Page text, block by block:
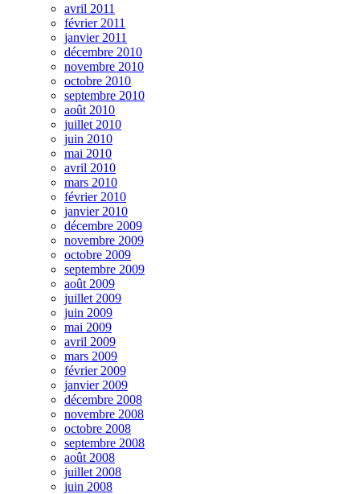
avril 2011
février 2011
janvier 2011
décembre 2010
novembre 2010
octobre 2010
septembre 2010
août 2010
juillet 2010
juin 2010
mai 2010
avril 2010
mars 2010
février 2010
janvier 2010
décembre 2009
novembre 2009
octobre 2009
septembre 2009
août 2009
juillet 2009
juin 2009
mai 2009
avril 2009
mars 2009
février 2009
janvier 2009
décembre 2008
novembre 2008
octobre 2008
septembre 2008
août 2008
juillet 2008
juin 2008